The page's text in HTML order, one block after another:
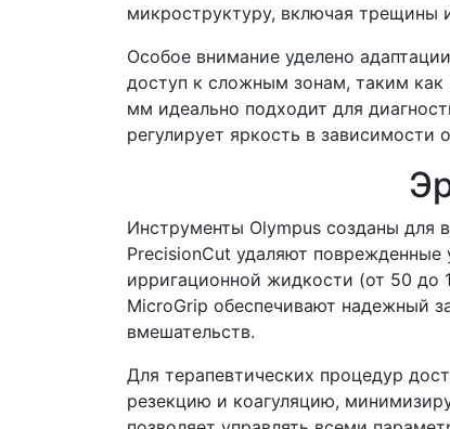
микроструктуру, включая трещины
Особое внимание уделено
доступ к сложным зонам, таким
мм идеально подходит для
регулирует яркость в зависимости
Инструменты Olympus созданы для
PrecisionCut удаляют
ирригационной жидкости (от 50 до
MicroGrip обеспечивают надежный
вмешательств.
Для терапевтических процедур
резекцию и коагуляцию,